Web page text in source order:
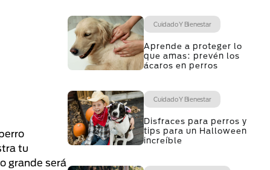
tu
grande será
Cuidado Y Bienestar
Aprende a proteger lo
que amas: prevén los
ácaros en perros
Cuidado Y Bienestar
Disfraces para perros y
tips para un Halloween
increíble